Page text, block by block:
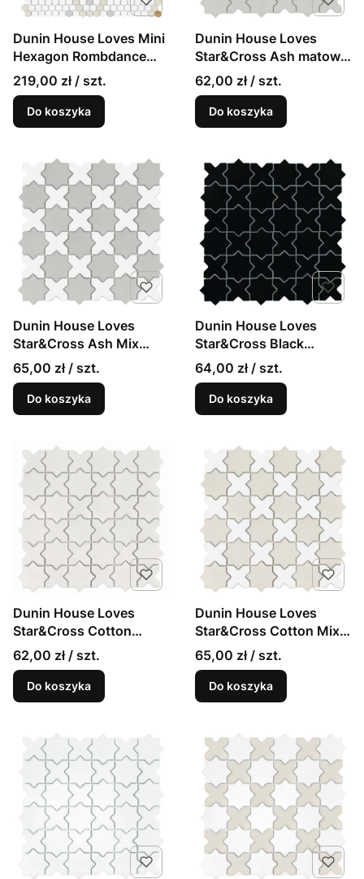
Dunin House Loves Mini
Hexagon Rombdance
Cotton matowa mozaika
w stylu angielskim
219,00 zł / szt.
Do koszyka
Dunin House Loves
Star&Cross Ash matowa
mozaika w stylu
angielskim
62,00 zł / szt.
Do koszyka
Dunin House Loves
Star&Cross Ash Mix
matowa mozaika w stylu
angielskim
65,00 zł / szt.
Do koszyka
Dunin House Loves
Star&Cross Black
matowa mozaika w stylu
angielskim
64,00 zł / szt.
Do koszyka
Dunin House Loves
Star&Cross Cotton
matowa mozaika w stylu
angielskim
62,00 zł / szt.
Do koszyka
Dunin House Loves
Star&Cross Cotton Mix
matowa mozaika w stylu
angielskim
65,00 zł / szt.
Do koszyka